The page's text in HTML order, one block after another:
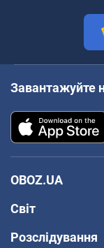
Завантажуйте
OBOZ.UA
Світ
Розслідування